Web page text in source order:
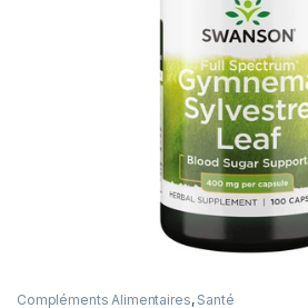
Compléments Alimentaires, Santé